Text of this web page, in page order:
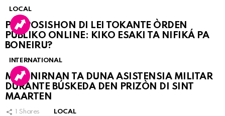
LOCAL
PROPOSISHON DI LEI TOKANTE ÒRDEN
PÚBLIKO ONLINE: KIKO ESAKI TA NIFIKÁ PA
BONEIRU?
INTERNATIONAL
MARINIRNAN TA DUNA ASISTENSIA MILITAR
DURANTE BÚSKEDA DEN PRIZÒN DI SINT
MAARTEN
Shares LOCAL